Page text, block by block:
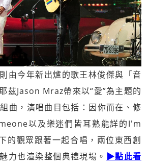
由今年新出爐的歌王林俊傑與「音
茲Jason Mraz帶來以“愛”為主題的
組曲，演唱曲目包括：因你而在、修
以及樂迷們皆耳熟能詳的I'm
的觀眾跟著一起合唱，兩位東西創
力也渲染整個典禮現場。 ▶點此看